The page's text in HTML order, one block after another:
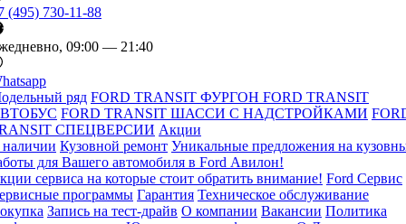
(495) 730-11-88
09:00 — 21:40
ряд FORD TRANSIT ФУРГОН FORD TRANSIT
FORD TRANSIT ШАССИ С НАДСТРОЙКАМИ
СПЕЦВЕРСИИ Акции
Кузовной ремонт Уникальные предложения на
для Вашего автомобиля в Ford Авилон!
сервиса на которые стоит обратить внимание! Ford Сервис
программы Гарантия Техническое обслуживание
Запись на тест-драйв О компании Вакансии Политика